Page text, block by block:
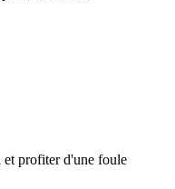
et profiter d'une foule